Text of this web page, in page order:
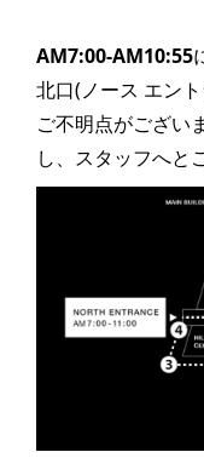
AM7:00-AM10:55
北口(ノース エン
ご不明点がござい
し、スタッフへと